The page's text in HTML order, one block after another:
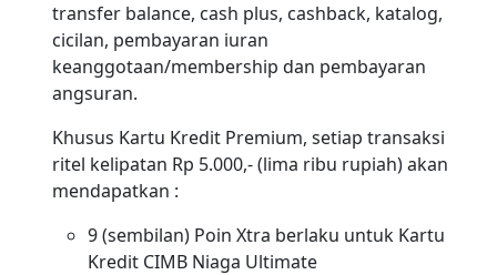
transfer balance, cash plus, cashback, katalog,
cicilan, pembayaran iuran
keanggotaan/membership dan pembayaran
angsuran.
Khusus Kartu Kredit Premium, setiap transaksi
ritel kelipatan Rp 5.000,- (lima ribu rupiah) akan
mendapatkan :
9 (sembilan) Poin Xtra berlaku untuk Kartu
Kredit CIMB Niaga Ultimate